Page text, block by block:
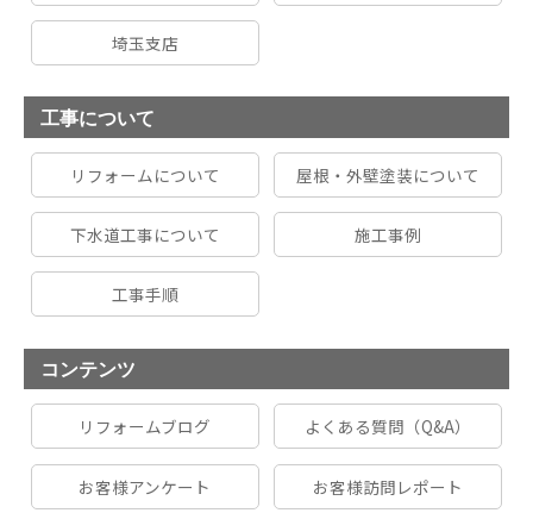
埼玉支店
工事について
リフォームについて 屋根・外壁塗装について
下水道工事について 施工事例
工事手順
コンテンツ
リフォームブログ よくある質問（Q&A）
お客様アンケート お客様訪問レポート